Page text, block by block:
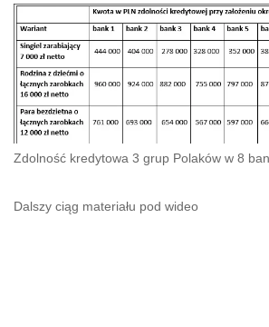
Zdolność kredytowa 3 grup Polaków w 8
Dalszy ciąg materiału pod wideo